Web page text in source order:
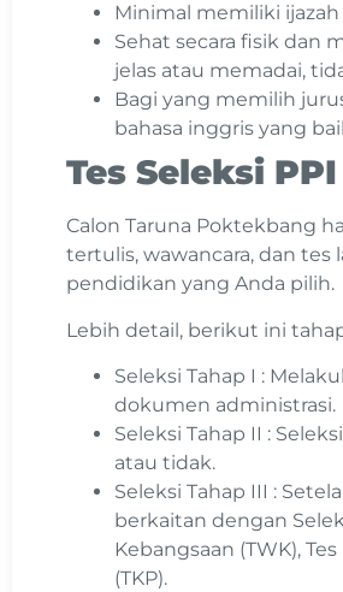
Minimal memiliki ijazah
Sehat secara fisik dan
jelas atau memadai,
Bagi yang memilih
bahasa inggris yang
Tes Seleksi PPI
Calon Taruna Poktekbang
tertulis, wawancara, dan
pendidikan yang Anda pilih.
Lebih detail, berikut ini
Seleksi Tahap I :
dokumen administrasi.
Seleksi Tahap II :
atau tidak.
Seleksi Tahap III :
berkaitan dengan
Kebangsaan (TWK),
(TKP).